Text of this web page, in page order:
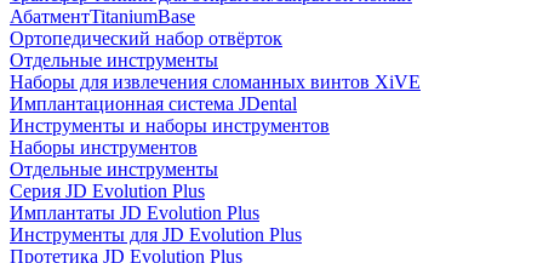
АбатментTitaniumBase
Ортопедический набор отвёрток
Отдельные инструменты
Наборы для извлечения сломанных винтов XiVE
Имплантационная система JDental
Инструменты и наборы инструментов
Наборы инструментов
Отдельные инструменты
Серия JD Evolution Plus
Имплантаты JD Evolution Plus
Инструменты для JD Evolution Plus
Протетика JD Evolution Plus